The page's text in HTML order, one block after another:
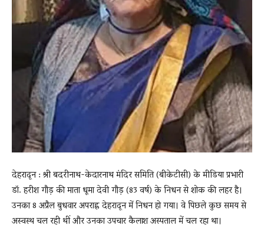
देहरादून : श्री बदरीनाथ-केदारनाथ मंदिर समिति (बीकेटीसी) के मीडिया प्रभारी
डॉ. हरीश गौड़ की माता धूमा देवी गौड़ (83 वर्ष) के निधन से शोक की लहर है।
उनका 8 अप्रैल बुधवार अपराह्न देहरादून में निधन हो गया। वे पिछले कुछ समय से
अस्वस्थ चल रही थीं और उनका उपचार कैलाश अस्पताल में चल रहा था।